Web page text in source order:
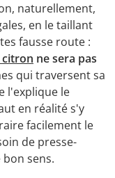
naturellement,
en le taillant
fausse route :
citron ne sera pas
qui traversent sa
l'explique le
en réalité s'y
facilement le
de presse-
sens.